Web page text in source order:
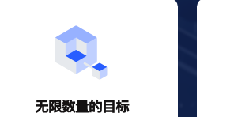
无限数量的目标